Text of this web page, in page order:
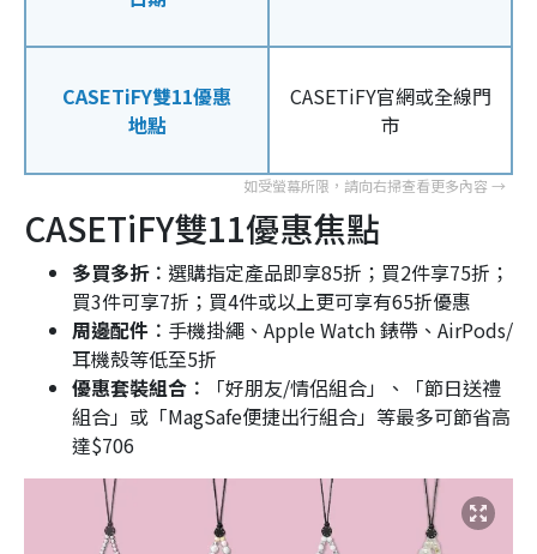
CASETiFY雙11優惠
地點
CASETiFY官網或全線門
市
CASETiFY雙11優惠焦點
多買多折︰ 選購指定產品即享85折；買2件享75折；
買3件可享7折；買4件或以上更可享有65折優惠
周邊配件︰ 手機掛繩、Apple Watch 錶帶、AirPods/
耳機殼等低至5折
優惠套裝組合︰
「好朋友/情侶組合」、「節日送禮
組合」或「MagSafe便捷出行組合」等最多可節省高
達$706